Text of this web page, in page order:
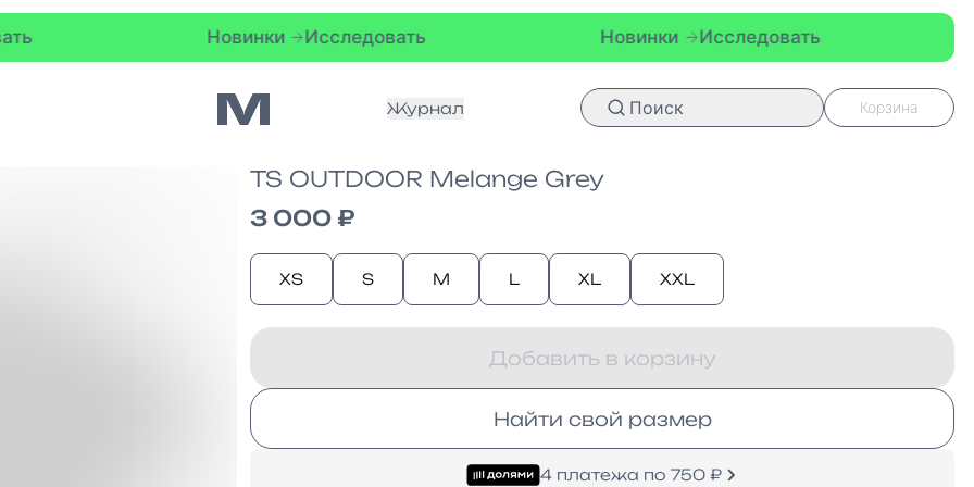
Исследовать Исследовать
Журнал Поиск Корзина
TS OUTDOOR Melange Grey
3 000 ₽
XS S M L XL XXL
Добавить в корзину
Найти свой размер
4 платежа по 750 ₽